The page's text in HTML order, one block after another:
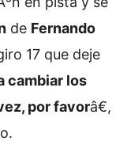
de Fernando
17 que deje
cambiar los
por favorâ€,